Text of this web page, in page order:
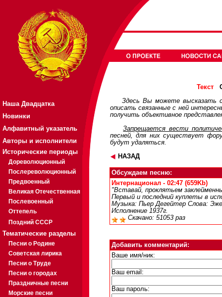
Наша Двадцатка
Новинки
Алфавитный указатель
Авторы и исполнители
Исторические периоды
Дореволюционный
Послереволюционный
Предвоенный
Великая Отечественная
Послевоенный
Оттепель
Поздний СССР
Тематические разделы
Песни о Родине
Советская лирика
Песни о Труде
Песни о городах
Праздничные песни
Морские песни
Текст
Здесь Вы можете высказать
описать связанные с ней
получить объективное
Запрещается вести
песней, для них существует
будут удаляться.
НАЗАД
Обсуждаем песню:
Интернационал - 02:47 (659Kb)
"Вставай, проклятьем
Первый и последний куплеты в
Музыка: Пьер Дегейтер Слова:
Исполнение 1937г.
Скачано: 51053 раз
Добавить комментарий:
Ваше имя/ник:
Ваш email:
Ваш пароль: